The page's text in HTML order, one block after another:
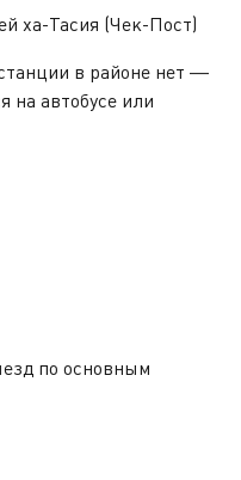
ха-Тасия (Чек-Пост)
в районе нет —
на автобусе или
по основным